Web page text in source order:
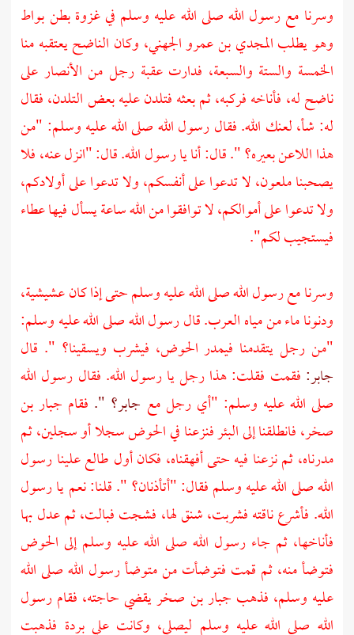
وسرنا مع رسول الله صلى الله عليه وسلم في غزوة بطنبواط
وهو يطلبالمجدي بن عمرو الجهني، وكان الناضح يعتقبه منا
الخمسة والستة والسبعة، فدارت عقبة رجل من الأنصار على
ناضح له، فأناخه فركبه، ثم بعثه فتلدن عليه بعض التلدن، فقال
له: شأ، لعنك الله. فقال رسول الله صلى الله عليه وسلم: "من
هذا اللاعن بعيره؟ ". قال: أنا يا رسول الله. قال: "انزل عنه، فلا
يصحبنا ملعون، لا تدعوا على أنفسكم، ولا تدعوا على أولادكم،
ولا تدعوا على أموالكم، لا توافقوا من الله ساعة يسأل فيها عطاء
فيستجيب لكم".
وسرنا مع رسول الله صلى الله عليه وسلم حتى إذا كان عشيشية،
ودنونا ماء من مياهالعرب.قال رسول الله صلى الله عليه وسلم:
"من رجل يتقدمنا فيمدر الحوض، فيشرب ويسقينا؟ ". قال
جابر: فقمت فقلت: هذا رجل يا رسول الله. فقال رسول الله
صلى الله عليه وسلم: "أي رجل مع جابر؟ ". فقام جبار بن
صخر،فانطلقنا إلى البئر فنزعنا في الحوض سجلا أو سجلين، ثم
مدرناه، ثم نزعنا فيه حتى أفهقناه، فكان أول طالع علينا رسول
الله صلى الله عليه وسلم فقال: "أتأذنان؟ ". قلنا: نعم يا رسول
الله. فأشرع ناقته فشربت، شنق لها، فشجت فبالت، ثم عدل بها
فأناخها، ثم جاء رسول الله صلى الله عليه وسلم إلى الحوض
فتوضأ منه، ثم قمت فتوضأت من متوضأ رسول الله صلى الله
عليه وسلم، فذهب جبار بن صخريقضي حاجته، فقام رسول
الله صلى الله عليه وسلم ليصلي، وكانت علي بردة فذهبت